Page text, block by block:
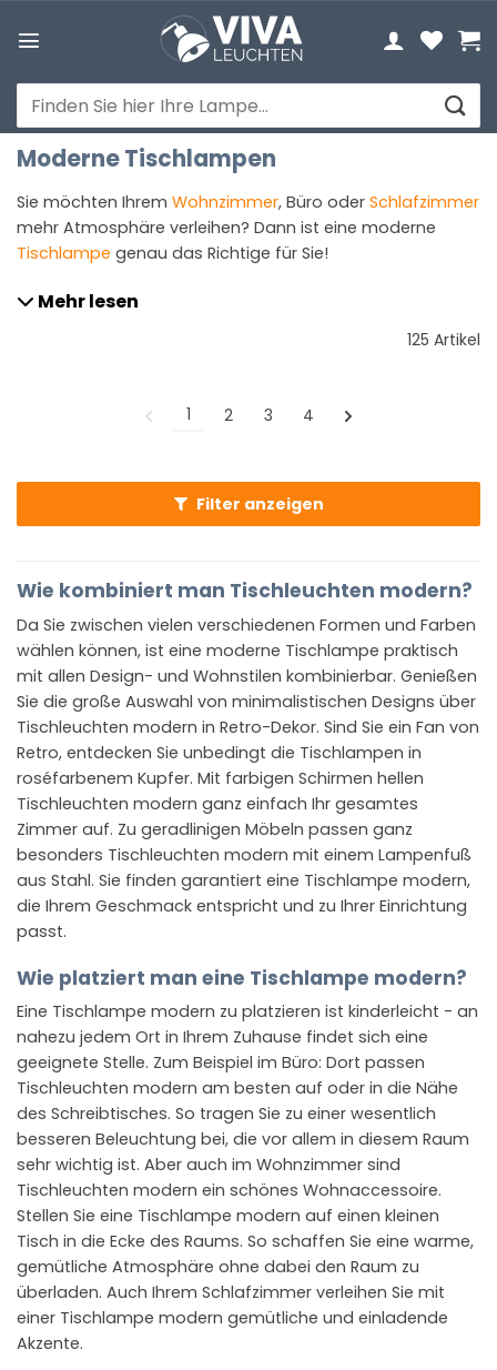
Inhalt
Suchen
nach:
Moderne Tischlampen
Sie möchten Ihrem Wohnzimmer, Büro oder Schlafzimmer
mehr Atmosphäre verleihen? Dann ist eine moderne
Tischlampe genau das Richtige für Sie!
Mehr lesen
125 Artikel
1 2 3 4
Filter anzeigen
Wie kombiniert man Tischleuchten modern?
Da Sie zwischen vielen verschiedenen Formen und Farben
wählen können, ist eine moderne Tischlampe praktisch
mit allen Design- und Wohnstilen kombinierbar. Genießen
Sie die große Auswahl von minimalistischen Designs über
Tischleuchten modern in Retro-Dekor. Sind Sie ein Fan von
Retro, entdecken Sie unbedingt die Tischlampen in
roséfarbenem Kupfer. Mit farbigen Schirmen hellen
Tischleuchten modern ganz einfach Ihr gesamtes
Zimmer auf. Zu geradlinigen Möbeln passen ganz
besonders Tischleuchten modern mit einem Lampenfuß
aus Stahl. Sie finden garantiert eine Tischlampe modern,
die Ihrem Geschmack entspricht und zu Ihrer Einrichtung
passt.
Wie platziert man eine Tischlampe modern?
Eine Tischlampe modern zu platzieren ist kinderleicht - an
nahezu jedem Ort in Ihrem Zuhause findet sich eine
geeignete Stelle. Zum Beispiel im Büro: Dort passen
Tischleuchten modern am besten auf oder in die Nähe
des Schreibtisches. So tragen Sie zu einer wesentlich
besseren Beleuchtung bei, die vor allem in diesem Raum
sehr wichtig ist. Aber auch im Wohnzimmer sind
Tischleuchten modern ein schönes Wohnaccessoire.
Stellen Sie eine Tischlampe modern auf einen kleinen
Tisch in die Ecke des Raums. So schaffen Sie eine warme,
gemütliche Atmosphäre ohne dabei den Raum zu
überladen. Auch Ihrem Schlafzimmer verleihen Sie mit
einer Tischlampe modern gemütliche und einladende
Akzente.